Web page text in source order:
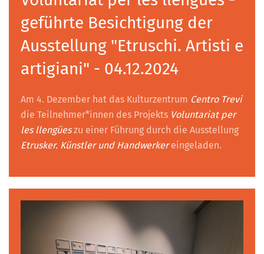
geführte Besichtigung der
Ausstellung "Etruschi. Artisti e
artigiani" - 04.12.2024
Am 4. Dezember hat das Kulturzentrum Centro Trevi
die Teilnehmer*innen des Projekts Voluntariat per
les llengüeszu einer Führung durch die Ausstellung
Etrusker. Künstler und Handwerkereingeladen.